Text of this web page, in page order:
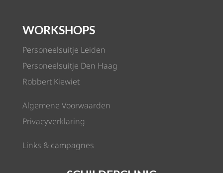
WORKSHOPS
Personeelsuitje Leiden
Personeelsuitje Den Haag
Robbert Kiewiet
Algemene Voorwaarden
Privacyverklaring
Links & campagnes